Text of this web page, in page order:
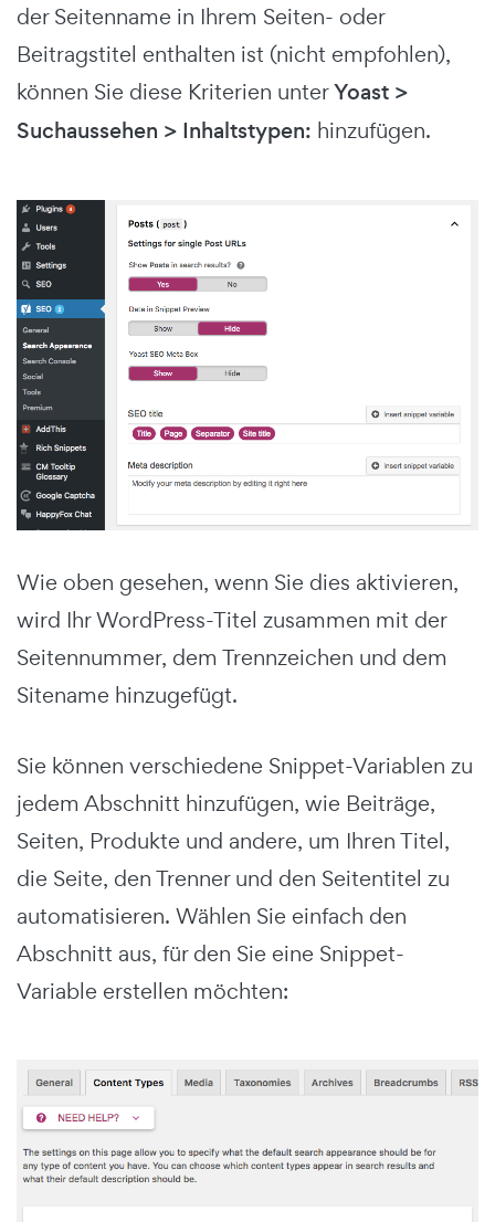
der Seitenname in Ihrem Seiten- oder
Beitragstitel enthalten ist (nicht empfohlen),
können Sie diese Kriterien unterYoast >
Suchaussehen > Inhaltstypen: hinzufügen.
Wie oben gesehen, wenn Sie dies aktivieren,
wird Ihr WordPress-Titel zusammen mit der
Seitennummer, dem Trennzeichen und dem
Sitename hinzugefügt.
Sie können verschiedene Snippet-Variablen zu
jedem Abschnitt hinzufügen, wie Beiträge,
Seiten, Produkte und andere, um Ihren Titel,
die Seite, den Trenner und den Seitentitel zu
automatisieren. Wählen Sie einfach den
Abschnitt aus, für den Sie eine Snippet-
Variable erstellen möchten: